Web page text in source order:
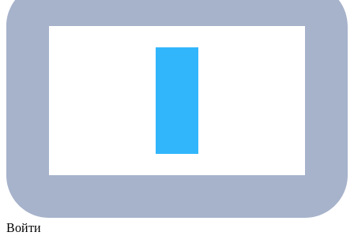
Войти